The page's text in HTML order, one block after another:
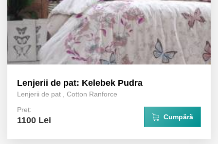
Lenjerii de pat: Kelebek Pudra
Lenjerii de pat
Cotton Ranforce
Preț:
1100 Lei Cumpără